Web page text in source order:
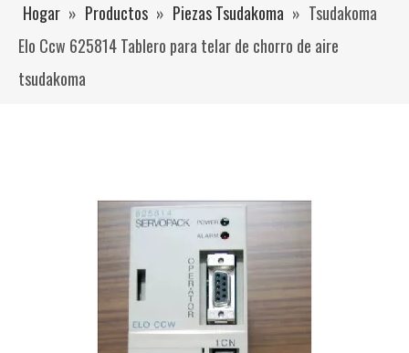
Hogar » Productos » Piezas Tsudakoma » Tsudakoma
Elo Ccw 625814 Tablero para telar de chorro de aire
tsudakoma